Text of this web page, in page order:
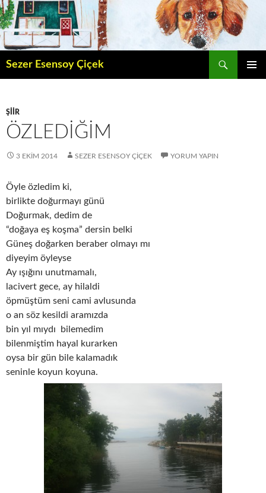
İçeriğe
atla
Sezer Esensoy Çiçek
ŞIIR
ÖZLEDIĞIM
3 EKIM 2014 SEZER ESENSOY ÇIÇEK YORUM YAPIN
Öyle özledim ki,
birlikte doğurmayı günü
Doğurmak, dedim de
“doğaya eş koşma” dersin belki
Güneş doğarken beraber olmayı mı
diyeyim öyleyse
Ay ışığını unutmamalı,
lacivert gece, ay hilaldi
öpmüştüm seni cami avlusunda
o an söz kesildi aramızda
bin yıl mıydı bilemedim
bilenmiştim hayal kurarken
oysa bir gün bile kalamadık
seninle koyun koyuna.